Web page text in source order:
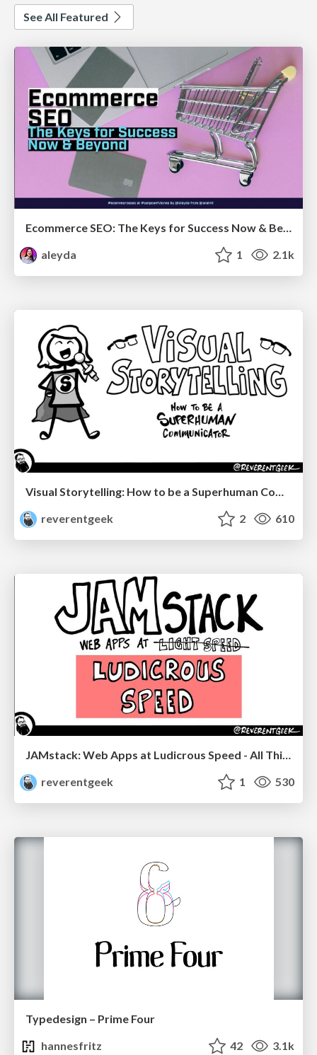
See All Featured
Ecommerce SEO: The Keys for Success Now & Beyond - #SERPConf2024
aleyda
1 2.1k
Visual Storytelling: How to be a Superhuman Communicator
reverentgeek
2 610
JAMstack: Web Apps at Ludicrous Speed - All Things Open 2022
reverentgeek
1 530
Typedesign – Prime Four
hannesfritz
42 3.1k